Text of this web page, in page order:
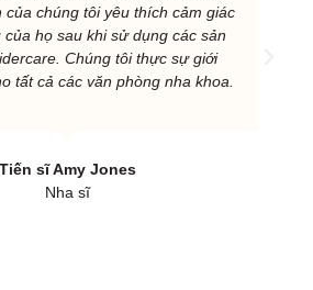
của chúng tôi yêu thích cảm giác
họ sau khi sử dụng các sản
Chúng tôi thực sự giới
tất cả các văn phòng nha khoa.
Tiến sĩ Amy Jones
Nha sĩ